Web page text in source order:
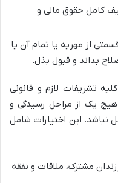
کامل حقوق مالی و
از مهریه یا تمام آن یا
بداند و قبول بذل.
تشریفات لازم و قانونی
یک از مراحل رسیدگی و
نباشد. این اختیارات شامل
مشترک، ملاقات و نفقه